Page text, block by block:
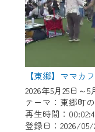
【東郷】ママカ
2026年5月25日～5
テーマ：東郷町
再生時間：
登録日：2026/05/